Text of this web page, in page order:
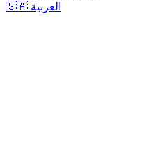
🇸🇦 العربية